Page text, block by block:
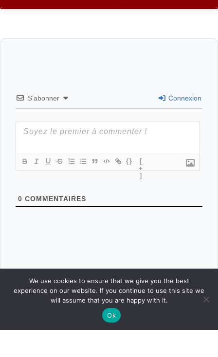
S’abonner Connexion
{}
[
+
]
0 COMMENTAIRES
CONCOURS
We use cookies to ensure that we give you the best
experience on our website. If you continue to use this site we
will assume that you are happy with it.
Ok